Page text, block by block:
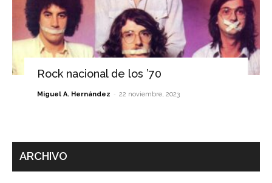
Rock nacional de los ’70
Miguel A. Hernández - 22 noviembre, 2023
ARCHIVO